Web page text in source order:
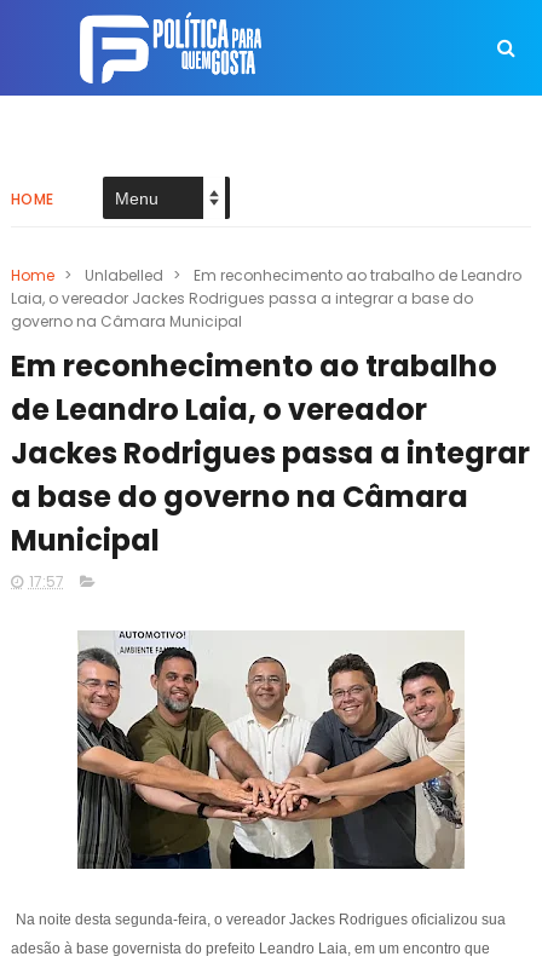
HOME
Home > Unlabelled >
Em reconhecimento ao trabalho de Leandro
Laia, o vereador Jackes Rodrigues passa a integrar a base do
governo na Câmara Municipal
Em reconhecimento ao trabalho
de Leandro Laia, o vereador
Jackes Rodrigues passa a integrar
a base do governo na Câmara
Municipal
17:57
Na noite desta segunda-feira, o vereador Jackes Rodrigues oficializou sua
adesão à base governista do prefeito Leandro Laia, em um encontro que